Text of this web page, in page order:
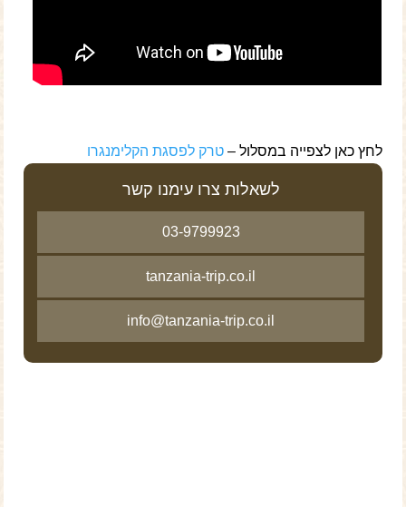
לחץ כאן לצפייה במסלול –טרק לפסגת הקלימנגרו
לשאלות צרו עימנו קשר
03-9799923
tanzania-trip.co.il
info@tanzania-trip.co.il